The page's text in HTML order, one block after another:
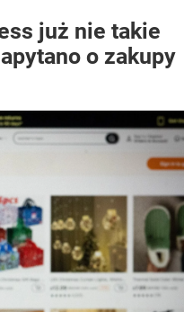
już nie takie
o zakupy